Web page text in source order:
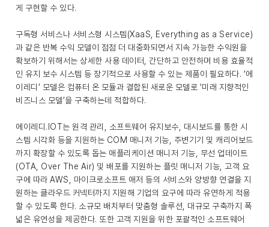
게 구현할 수 있다.
구독형 서비스나 서비스형 시스템(XaaS, Everything as a Service)
과 같은 반복 수익 모델이 점점 더 대중화되면서 지속 가능한 수익원을
확보하기 위해서는 상세한 사용 데이터, 간단하고 안전하며 비용 효율적
인 유지 보수 시스템 등 장기적으로 사용할 수 있는 제품이 필요하다. ‘에
이레디’ 모델은 컴퓨터 온 모듈과 결합된 새로운 모델로 ‘미래 지향적인
비즈니스 모델’을 구축하는데 적합하다.
에이레디.IOT는 원격 관리, 소프트웨어 유지보수, 대시보드를 통한 시
스템 시각화 등을 지원하는 COM 매니저 기능, 주변기기 및 캐리어보드
까지 확장할 수 있도록 돕는 애플리케이션 매니저 기능, 무선 업데이트
(OTA, Over The Air) 및 배포를 지원하는 플릿 매니저 기능, 고객 요
구에 따라 AWS, 마이크로소프트 애저 등의 서비스와 양방향 연결을 지
원하는 클라우드 커넥터까지 지원해 기업의 요구에 따라 유연하게 적용
할 수 있도록 한다. 소규모 배치부터 맞춤형 솔루션, 대규모 구축까지 폭
넓은 유연성을 제공한다. 또한 고객 지원을 위한 포괄적인 소프트웨어